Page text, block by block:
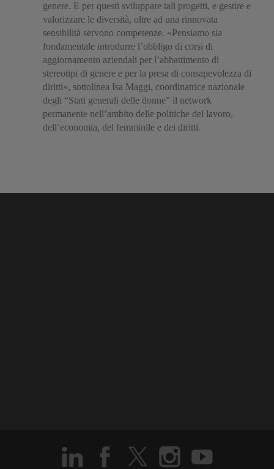
genere. E per questi sviluppare tali progetti, e gestire e
valorizzare le diversità, oltre ad una rinnovata
sensibilità servono competenze. «Pensiamo sia
fondamentale introdurre l’obbligo di corsi di
aggiornamento aziendali per l’abbattimento di
stereotipi di genere e per la presa di consapevolezza di
diritti», sottolinea Isa Maggi, coordinatrice nazionale
degli “Stati generali delle donne” il network
permanente nell’ambito delle politiche del lavoro,
dell’economia, del femminile e dei diritti.